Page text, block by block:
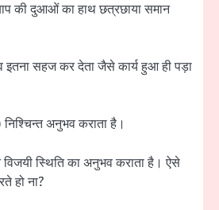
की दुआओं का हाथ छत्रछाया समान
सहज कर देता जैसे कार्य हुआ ही पड़ा
अनुभव कराता है।
विजयी स्थिति का अनुभव कराता है। ऐसे
हो ना?